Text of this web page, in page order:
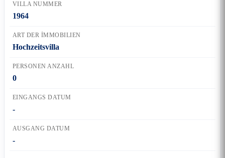
VILLA NUMMER
1964
ART DER İMMOBILIEN
Hochzeitsvilla
PERSONEN ANZAHL
0
EINGANGS DATUM
-
AUSGANG DATUM
-